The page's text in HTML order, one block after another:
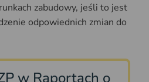
zabudowy, jeśli to jest
odpowiednich zmian do
w Raportach o